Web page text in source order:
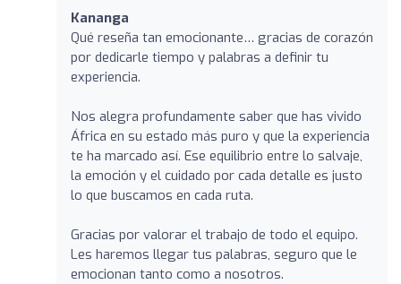
Kananga
Qué reseña tan emocionante… gracias de corazón
por dedicarle tiempo y palabras a definir tu
experiencia.
Nos alegra profundamente saber que has vivido
África en su estado más puro y que la experiencia
te ha marcado así. Ese equilibrio entre lo salvaje,
la emoción y el cuidado por cada detalle es justo
lo que buscamos en cada ruta.
Gracias por valorar el trabajo de todo el equipo.
Les haremos llegar tus palabras, seguro que le
emocionan tanto como a nosotros.